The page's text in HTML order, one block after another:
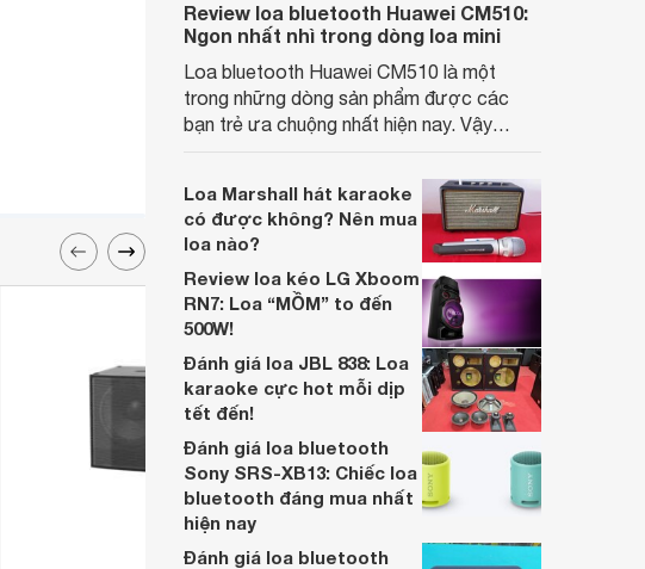
Review loa bluetooth Huawei CM510:
Ngon nhất nhì trong dòng loa mini
Loa bluetooth Huawei CM510 là một
trong những dòng sản phẩm được các
bạn trẻ ưa chuộng nhất hiện nay. Vậy
Loa Marshall hát karaoke
có được không? Nên mua
loa nào?
Review loa kéo LG Xboom
RN7: Loa “MỒM” to đến
500W!
Đánh giá loa JBL 838: Loa
karaoke cực hot mỗi dịp
tết đến!
Đánh giá loa bluetooth
Sony SRS-XB13: Chiếc loa
bluetooth đáng mua nhất
hiện nay
Đánh giá loa bluetooth